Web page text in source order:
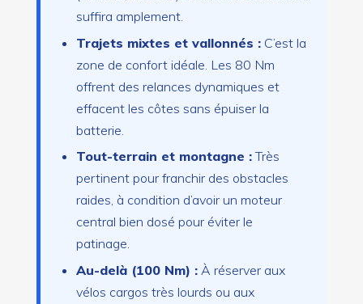
suffira amplement.
Trajets mixtes et vallonnés : C’est la
zone de confort idéale. Les 80 Nm
offrent des relances dynamiques et
effacent les côtes sans épuiser la
batterie.
Tout-terrain et montagne :Très
pertinent pour franchir des obstacles
raides, à condition d’avoir un moteur
central bien dosé pour éviter le
patinage.
Au-delà (100 Nm) : À réserver aux
vélos cargos très lourds ou aux